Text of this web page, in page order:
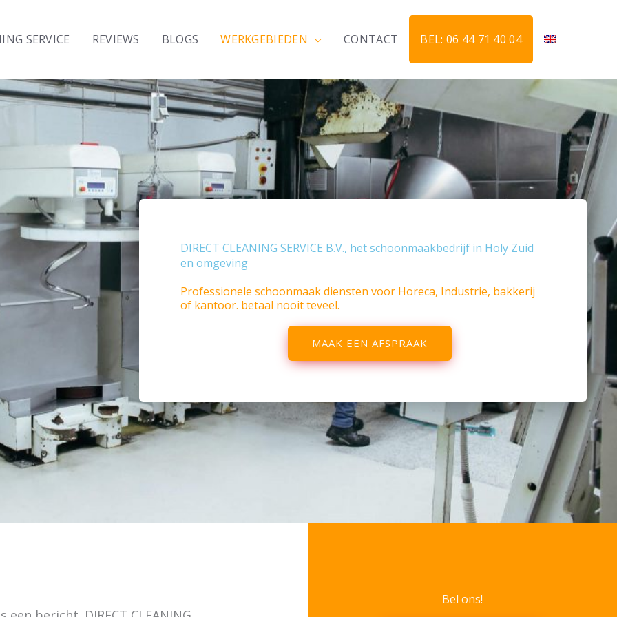
SERVICE REVIEWS BLOGS WERKGEBIEDEN CONTACT BEL: 06 44 71 40 04
DIRECT CLEANING SERVICE B.V., het schoonmaakbedrijf in Holy Zuid
en omgeving
Professionele schoonmaak diensten voor Horeca, Industrie, bakkerij
of kantoor. betaal nooit teveel.
MAAK EEN AFSPRAAK
Bel ons!
veld